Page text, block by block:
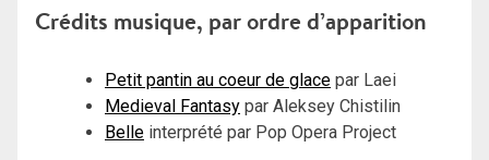
Crédits musique, par ordre d’apparition
Petit pantin au coeur de glace par Laei
Medieval Fantasy par Aleksey Chistilin
Belle interprété par Pop Opera Project